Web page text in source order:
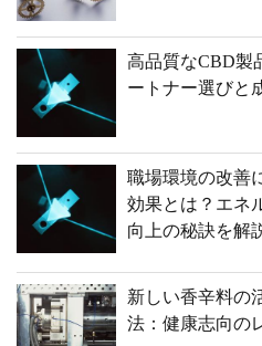
高品質なCBD製
ートナー選びと
職場環境の改善
効果とは？エネ
向上の秘訣を解
新しい香辛料の
法：健康志向の